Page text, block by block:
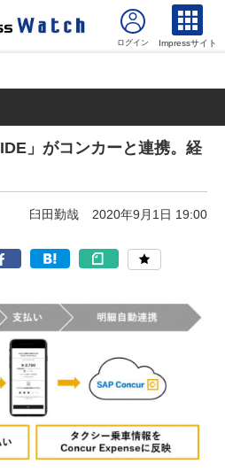
Impressサイト
」がコンカーと連携。経
臼田勤哉 2020年9月1日 19:00